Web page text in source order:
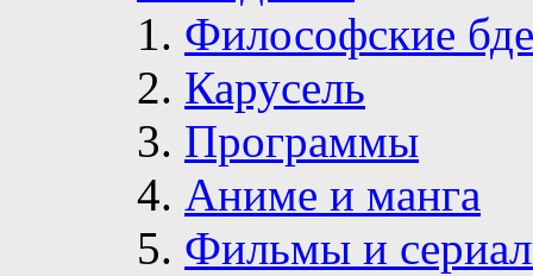
Философские
Карусель
Программы
Аниме и манга
Фильмы и